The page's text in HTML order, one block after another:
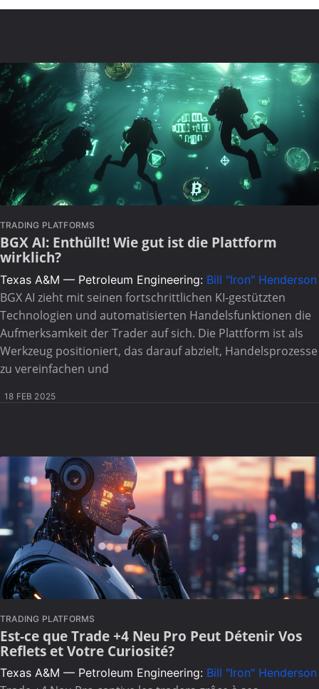
TRADING PLATFORMS
BGX AI: Enthüllt! Wie gut ist die Plattform
wirklich?
Texas A&M — Petroleum Engineering: Bill "Iron" Henderson
BGX AI zieht mit seinen fortschrittlichen KI-gestützten
Technologien und automatisierten Handelsfunktionen die
Aufmerksamkeit der Trader auf sich. Die Plattform ist als
Werkzeug positioniert, das darauf abzielt, Handelsprozesse
zu vereinfachen und
18 FEB 2025
TRADING PLATFORMS
Est-ce que Trade +4 Neu Pro Peut Détenir Vos
Reflets et Votre Curiosité?
Texas A&M — Petroleum Engineering: Bill "Iron" Henderson